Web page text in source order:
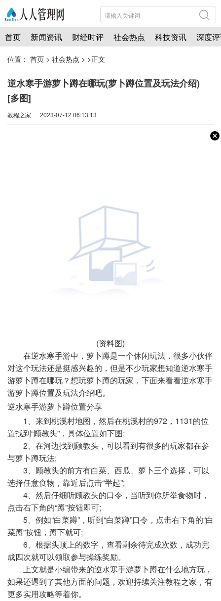
首页 新闻资讯 财经时评 社会热点 科技资讯 深度
位置： 首页 > 社会热点 > >正文
逆水寒手游萝卜蹲在哪玩(萝卜蹲位置及玩法介绍)
[多图]
教程之家 2023-07-12 06:13:13
(资料图)
在逆水寒手游中，萝卜蹲是一个休闲玩法，很多小伙伴
对这个玩法还是挺感兴趣的，但是不少玩家想知道逆水寒手
游萝卜蹲在哪玩？想玩萝卜蹲的玩家，下面来看看逆水寒手
游萝卜蹲位置及玩法介绍吧。
逆水寒手游萝卜蹲位置分享
1、来到桃溪村地图，然后在桃溪村的972，1131的位
置找到“顾教头”，具体位置如下图;
2、在河边找到顾教头，可以看到有很多的玩家都在参
与萝卜蹲玩法;
3、顾教头的前方有白菜、西瓜、萝卜三个选择，可以
选择任意食物，靠近后点击“举起”;
4、然后仔细听顾教头的口令，当听到你所举食物时，
点击右下角的“蹲”按钮即可;
5、例如“白菜蹲”，听到“白菜蹲”口令，点击右下角的“白
菜蹲”按钮，蹲下就可;
6、根据头顶上的数字，查看剩余待完成次数，成功完
成四次就可以领取参与操练奖励。
上文就是小编带来的逆水寒手游萝卜蹲在什么地方玩 ，
如果还遇到了其他方面的问题，欢迎持续关注教程之家，有
更多实用攻略等着你。